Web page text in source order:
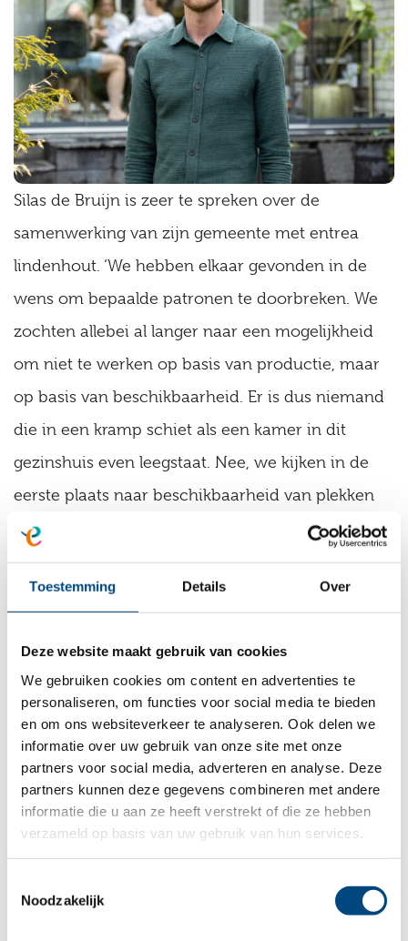
Toestemming Details Over
Deze website maakt gebruik van cookies
We gebruiken cookies om content en advertenties te
personaliseren, om functies voor social media te bieden
en om ons websiteverkeer te analyseren. Ook delen we
informatie over uw gebruik van onze site met onze
partners voor social media, adverteren en analyse. Deze
partners kunnen deze gegevens combineren met andere
informatie die u aan ze heeft verstrekt of die ze hebben
verzameld op basis van uw gebruik van hun services.
Noodzakelijk
Silas de Bruijn is zeer te spreken over de
samenwerking van zijn gemeente met entrea
lindenhout. ‘We hebben elkaar gevonden in de
wens om bepaalde patronen te doorbreken. We
zochten allebei al langer naar een mogelijkheid
om niet te werken op basis van productie, maar
op basis van beschikbaarheid. Er is dus niemand
die in een kramp schiet als een kamer in dit
gezinshuis even leegstaat. Nee, we kijken in de
eerste plaats naar beschikbaarheid van plekken
voor kinderen uit Ede. Entrea lindenhout zocht al
langer naar zo’n constructie en ook als gemeente
wilden we bestaande patronen doorbreken. We
vorm te geven. Als gemeente stellen we ons dan
ook niet op als de opdrachtgever die bepaalt hoe
het moet, maar als gelijkwaardige
gesprekspartner van entrea lindenhout.’
‘Financieren op basis van
beschikbaarheid is best